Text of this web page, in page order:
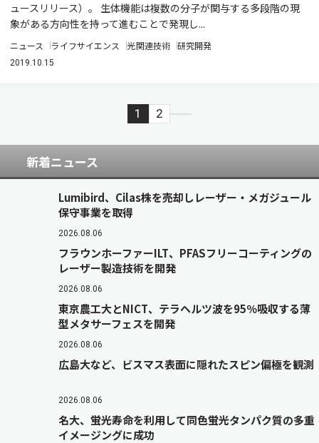
ュースリリース）。 生体機能は複数の分子が関与する多段階の現
象がある方向性を持って進むことで発現し...
ニュース ライフサイエンス 光関連技術 研究開発
2019.10.15
1 2
新着ニュース
Lumibird、Cilas株を売却しレーザー・メガジュール
保守事業を取得
2026.08.06
フラウンホーファーILT、PFASフリーコーティングの
レーザー製造技術を開発
2026.08.06
東京農工大とNICT、テラヘルツ波を95％吸収する薄
型メタサーフェスを開発
2026.08.06
広島大など、ビスマス表面に隠れたスピン偏極を観測
2026.08.06
名大、蛍光寿命を利用して同色蛍光タンパク質の多重
イメージングに成功